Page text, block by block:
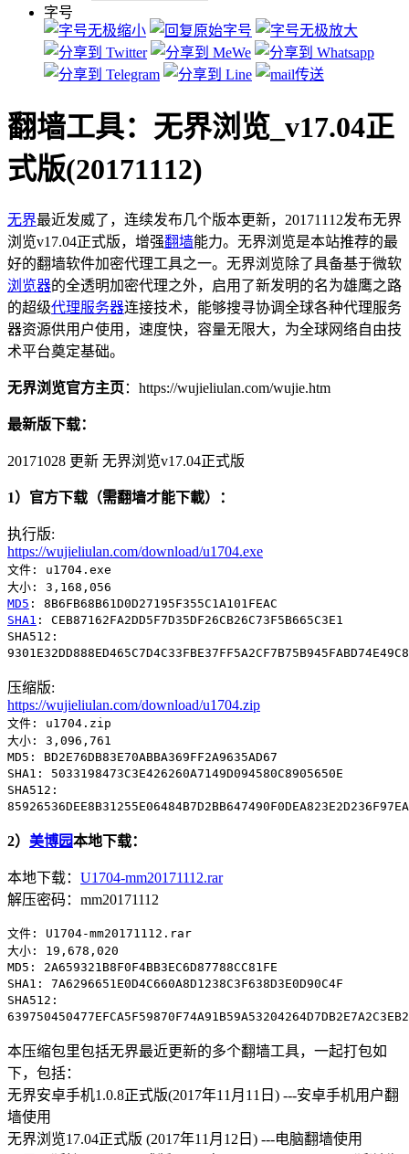
字号
翻墙工具：无界浏览_v17.04正
式版(20171112)
无界最近发威了，连续发布几个版本更新，20171112发布无界
浏览v17.04正式版，增强翻墙能力。无界浏览是本站推荐的最
好的翻墙软件加密代理工具之一。无界浏览除了具备基于微软
浏览器的全透明加密代理之外，启用了新发明的名为雄鹰之路
的超级代理服务器连接技术，能够搜寻协调全球各种代理服务
器资源供用户使用，速度快，容量无限大，为全球网络自由技
术平台奠定基础。
无界浏览官方主页 ：https://wujieliulan.com/wujie.htm
最新版下载：
20171028 更新 无界浏览v17.04正式版
1）官方下载（需翻墙才能下載）：
执行版:
https://wujieliulan.com/download/u1704.exe
文件: u1704.exe
大小: 3,168,056
MD5 : 8B6FB68B61D0D27195F355C1A101FEAC
SHA1 : CEB87162FA2DD5F7D35DF26CB26C73F5B665C3E1
SHA512:
压缩版:
https://wujieliulan.com/download/u1704.zip
文件: u1704.zip
大小: 3,096,761
MD5: BD2E76DB83E70ABBA369FF2A9635AD67
SHA1: 5033198473C3E426260A7149D094580C8905650E
SHA512:
2） 美博园本地下载：
本地下载： U1704-mm20171112.rar
解压密码：mm20171112
文件: U1704-mm20171112.rar
大小: 19,678,020
MD5: 2A659321B8F0F4BB3EC6D87788CC81FE
SHA1: 7A6296651E0D4C660A8D1238C3F638D3E0D90C4F
SHA512:
本压缩包里包括无界最近更新的多个翻墙工具，一起打包如
下，包括：
无界安卓手机1.0.8正式版(2017年11月11日) ---安卓手机用户翻
墙使用
无界浏览17.04正式版 (2017年11月12日) ---电脑翻墙使用